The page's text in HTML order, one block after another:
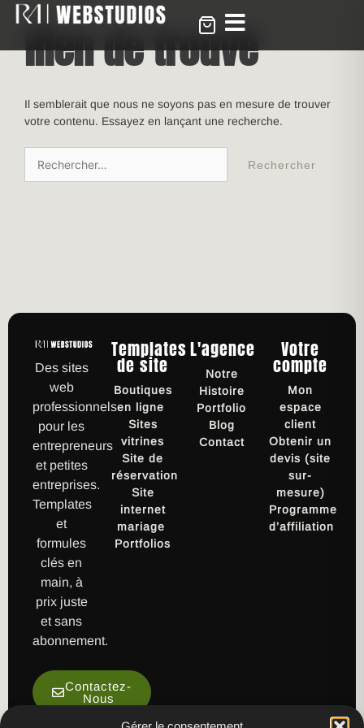
Rien de trouvé
Il semblerait que nous ne soyons pas en mesure de trouver
votre contenu. Essayez en lançant une recherche.
Des sites
web
professionnels
pour les
entrepreneurs
et petites
entreprises.
Templates
et
formules
clés en
main, à
prix juste
et sans
abonnement.
Contactez-
Nous
Templates
de site
Boutiques
en ligne
Sites
vitrines
Site de
réservation
Site
internet
mariage
Portfolios
L'agence
Notre
Histoire
Portfolio
Blog
Contact
Votre
compte
Mon
espace
client
Obtenir un
devis (site
sur-
mesure)
Programme
d’affiliation